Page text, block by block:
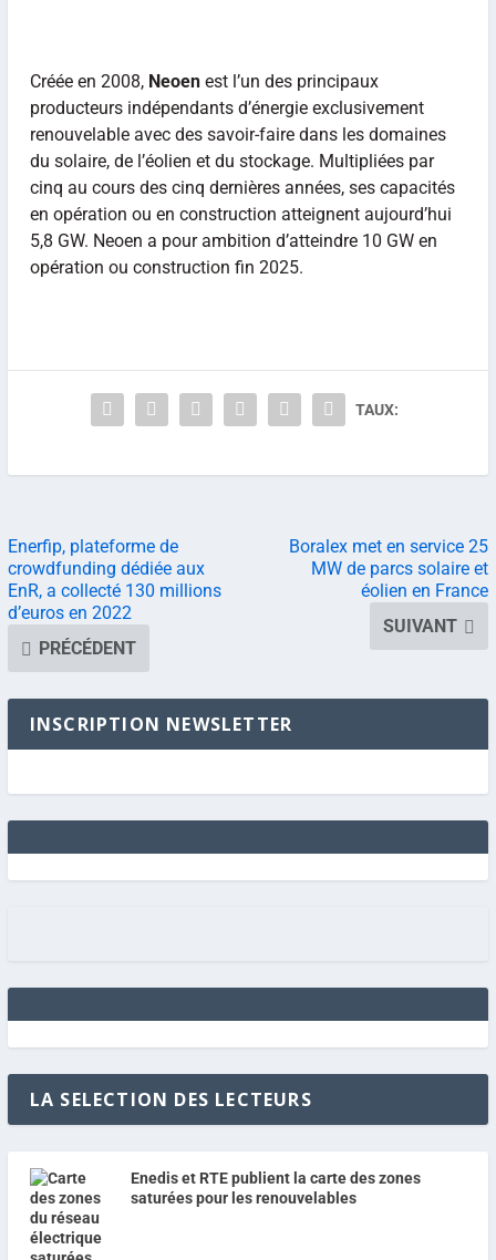
Créée en 2008, Neoenest l’un des principaux
producteurs indépendants d’énergie exclusivement
renouvelable avec des savoir-faire dans les domaines
du solaire, de l’éolien et du stockage. Multipliées par
cinq au cours des cinq dernières années, ses capacités
en opération ou en construction atteignent aujourd’hui
5,8 GW. Neoen a pour ambition d’atteindre 10 GW en
opération ou construction fin 2025.
TAUX:
Enerfip, plateforme de
crowdfunding dédiée aux
EnR, a collecté 130 millions
d’euros en 2022
PRÉCÉDENT
Boralex met en service 25
MW de parcs solaire et
éolien en France
SUIVANT
INSCRIPTION NEWSLETTER
LA SELECTION DES LECTEURS
Enedis et RTE publient la carte des zones
saturées pour les renouvelables